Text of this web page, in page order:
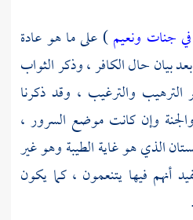
في جنات ونعيم) على ما هو عادة
بعد بيان حال الكافر ، وذكر الثواب
والترغيب ، وقد ذكرنا
وإن كانت موضع السرور ،
الذي هو غاية الطيبة وهو غير
أنهم فيها يتنعمون ، كما يكون